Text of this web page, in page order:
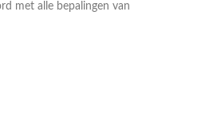
met alle bepalingen van